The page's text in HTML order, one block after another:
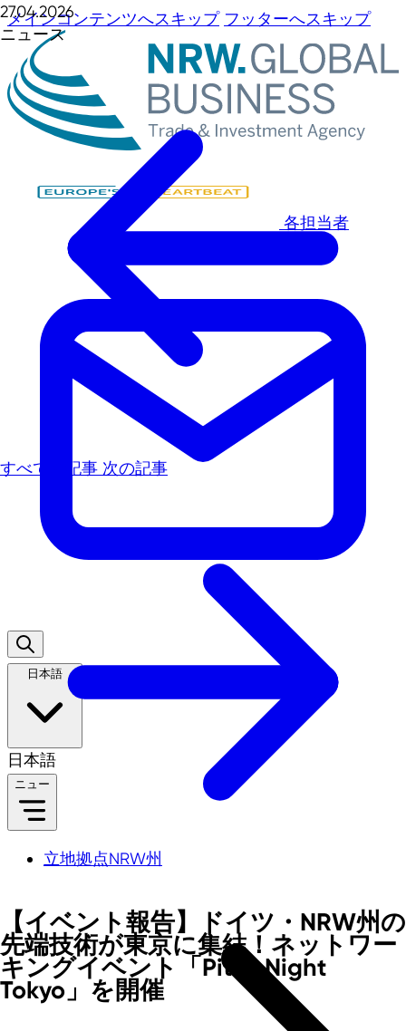
メインコンテンツへスキップ フッターへスキップ
各担当者
日本語
日本語
ニュー
立地拠点NRW州
27.04.2026
ニュース
すべての記事 次の記事
【イベント報告】ドイツ・NRW州の
先端技術が東京に集結！ネットワー
キングイベント「Pitch Night
Tokyo」を開催